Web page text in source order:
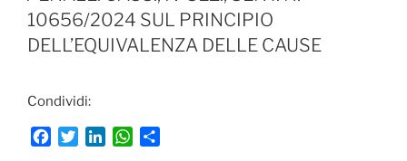
o
o
e
r
d
I
n
A
p
p
v
i
d
10656/2024 SUL PRINCIPIO
DELL’EQUIVALENZA DELLE CAUSE
Condividi:
W